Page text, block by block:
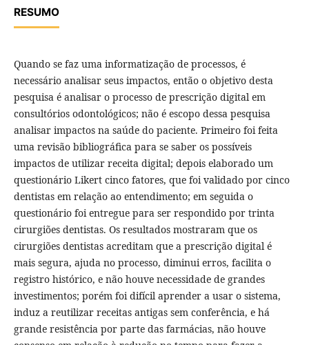
RESUMO
Quando se faz uma informatização de processos, é
necessário analisar seus impactos, então o objetivo desta
pesquisa é analisar o processo de prescrição digital em
consultórios odontológicos; não é escopo dessa pesquisa
analisar impactos na saúde do paciente. Primeiro foi feita
uma revisão bibliográfica para se saber os possíveis
impactos de utilizar receita digital; depois elaborado um
questionário Likert cinco fatores, que foi validado por cinco
dentistas em relação ao entendimento; em seguida o
questionário foi entregue para ser respondido por trinta
cirurgiões dentistas. Os resultados mostraram que os
cirurgiões dentistas acreditam que a prescrição digital é
mais segura, ajuda no processo, diminui erros, facilita o
registro histórico, e não houve necessidade de grandes
investimentos; porém foi difícil aprender a usar o sistema,
induz a reutilizar receitas antigas sem conferência, e há
grande resistência por parte das farmácias, não houve